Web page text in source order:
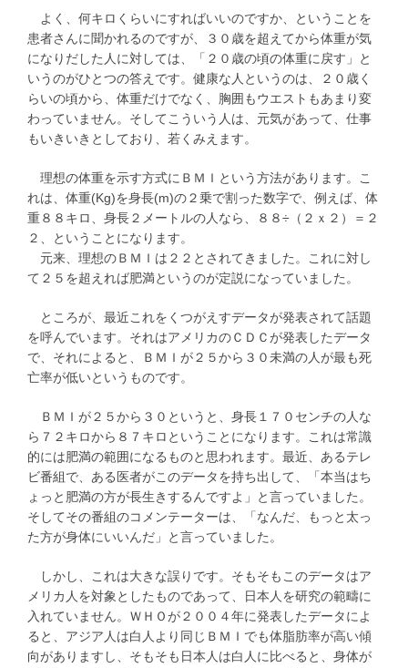
よく、何キロくらいにすればいいのですか、ということを
患者さんに聞かれるのですが、３０歳を超えてから体重が気
になりだした人に対しては、「２０歳の頃の体重に戻す」と
いうのがひとつの答えです。健康な人というのは、２０歳く
らいの頃から、体重だけでなく、胸囲もウエストもあまり変
わっていません。そしてこういう人は、元気があって、仕事
もいきいきとしており、若くみえます。
理想の体重を示す方式にＢＭＩという方法があります。こ
れは、体重(Kg)を身長(m)の２乗で割った数字で、例えば、体
重８８キロ、身長２メートルの人なら、８８÷（２ｘ２）＝２
２、ということになります。
元来、理想のＢＭＩは２２とされてきました。これに対し
て２５を超えれば肥満というのが定説になっていました。
ところが、最近これをくつがえすデータが発表されて話題
を呼んでいます。それはアメリカのＣＤＣが発表したデータ
で、それによると、ＢＭＩが２５から３０未満の人が最も死
亡率が低いというものです。
ＢＭＩが２５から３０というと、身長１７０センチの人な
ら７２キロから８７キロということになります。これは常識
的には肥満の範囲になるものと思われます。最近、あるテレ
ビ番組で、ある医者がこのデータを持ち出して、「本当はち
ょっと肥満の方が長生きするんですよ」と言っていました。
そしてその番組のコメンテーターは、「なんだ、もっと太っ
た方が身体にいいんだ」と言っていました。
しかし、これは大きな誤りです。そもそもこのデータはア
メリカ人を対象としたものであって、日本人を研究の範疇に
入れていません。ＷＨＯが２００４年に発表したデータによ
ると、アジア人は白人より同じＢＭＩでも体脂肪率が高い傾
向がありますし、そもそも日本人は白人に比べると、身体が